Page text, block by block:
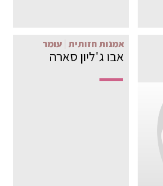
אמנות חזותית עומר
אבו ג'ליון סארה